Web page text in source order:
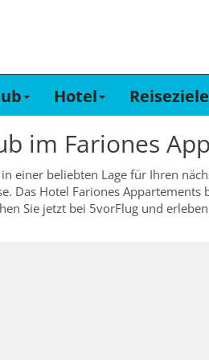
Hotel Reiseziele
im Fariones
einer beliebten Lage für Ihren
Das Hotel Fariones
Sie jetzt bei 5vorFlug und